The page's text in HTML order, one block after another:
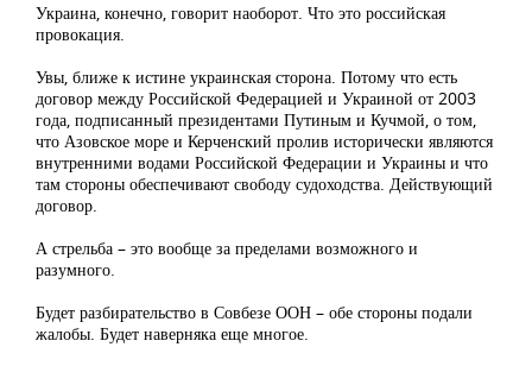
Украина, конечно, говорит наоборот. Что это российская
провокация.
Увы, ближе к истине украинская сторона. Потому что есть
договор между Российской Федерацией и Украиной от 2003
года, подписанный президентами Путиным и Кучмой, о том,
что Азовское море и Керченский пролив исторически являются
внутренними водами Российской Федерации и Украины и что
там стороны обеспечивают свободу судоходства. Действующий
договор.
А стрельба – это вообще за пределами возможного и
разумного.
Будет разбирательство в Совбезе ООН – обе стороны подали
жалобы. Будет наверняка еще многое.